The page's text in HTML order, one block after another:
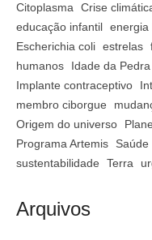
Citoplasma
Crise
educação infantil energia
Escherichia coli estrelas
humanos
Idade da Pedra
Implante contraceptivo
membro ciborgue
Origem do universo
Programa Artemis
Saúde
sustentabilidade
Terra
Arquivos